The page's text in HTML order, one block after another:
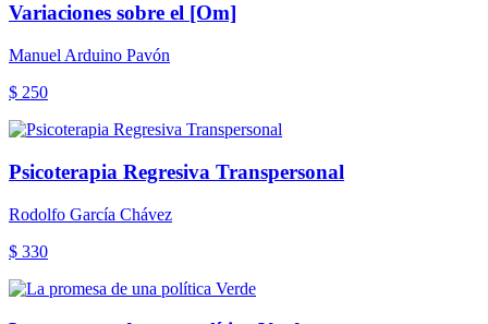
Variaciones sobre el [Om]
Manuel Arduino Pavón
$ 250
Psicoterapia Regresiva Transpersonal
Rodolfo García Chávez
$ 330